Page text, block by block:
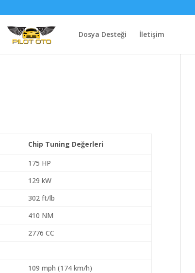
Dosya Desteği İletişim
Chip Tuning Değerleri
175 HP
129 kW
302 ft/lb
410 NM
2776 CC
109 mph (174 km/h)